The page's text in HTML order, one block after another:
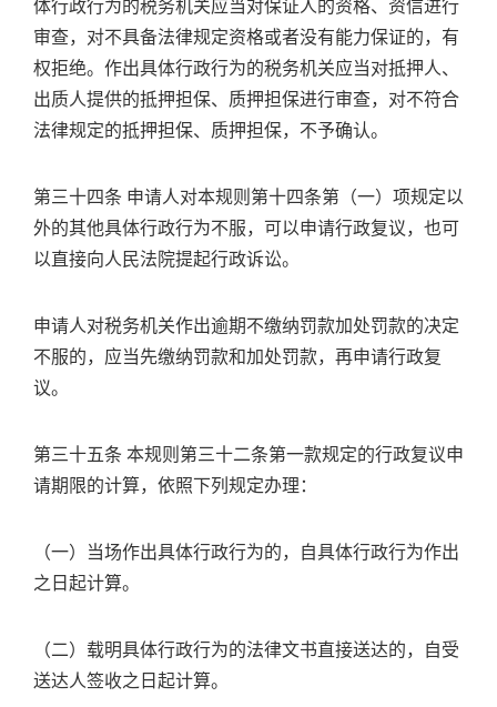
审查，对不具备法律规定资格或者没有能力保证的，有
权拒绝。作出具体行政行为的税务机关应当对抵押人、
出质人提供的抵押担保、质押担保进行审查，对不符合
法律规定的抵押担保、质押担保，不予确认。
第三十四条 申请人对本规则第十四条第（一）项规定以
外的其他具体行政行为不服，可以申请行政复议，也可
以直接向人民法院提起行政诉讼。
申请人对税务机关作出逾期不缴纳罚款加处罚款的决定
不服的，应当先缴纳罚款和加处罚款，再申请行政复
议。
第三十五条 本规则第三十二条第一款规定的行政复议申
请期限的计算，依照下列规定办理：
（一）当场作出具体行政行为的，自具体行政行为作出
之日起计算。
（二）载明具体行政行为的法律文书直接送达的，自受
送达人签收之日起计算。